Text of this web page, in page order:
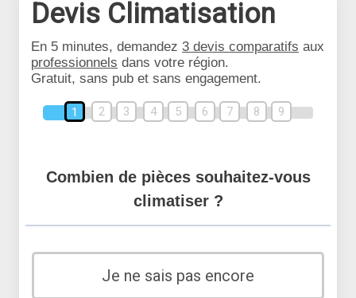
Devis Climatisation
En 5 minutes, demandez 3 devis comparatifs aux
professionnels dans votre région.
Gratuit, sans pub et sans engagement.
1 2 3 4 5 6 7 8 9
Combien de pièces souhaitez-vous
climatiser ?
Je ne sais pas encore